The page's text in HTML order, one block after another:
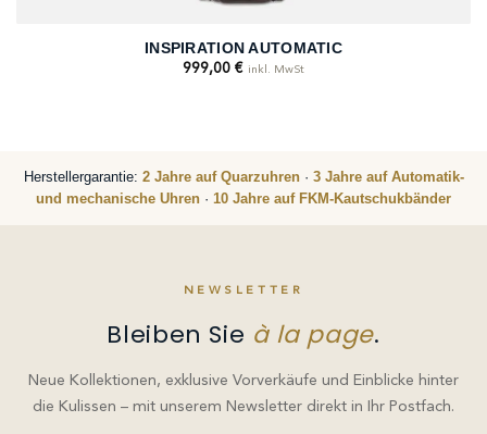
INSPIRATION AUTOMATIC
999,00 € inkl. MwSt
Herstellergarantie: 2 Jahre auf Quarzuhren· 3 Jahre auf Automatik-
und mechanische Uhren · 10 Jahre auf FKM-Kautschukbänder
NEWSLETTER
Bleiben Sie à la page.
Neue Kollektionen, exklusive Vorverkäufe und Einblicke hinter
die Kulissen – mit unserem Newsletter direkt in Ihr Postfach.